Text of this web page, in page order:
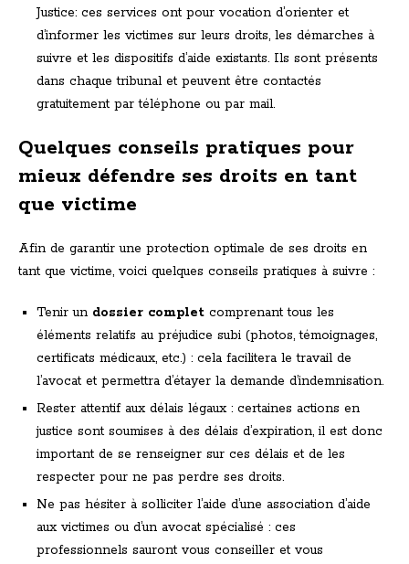
Justice: ces services ont pour vocation d’orienter et
d’informer les victimes sur leurs droits, les démarches à
suivre et les dispositifs d’aide existants. Ils sont présents
dans chaque tribunal et peuvent être contactés
gratuitement par téléphone ou par mail.
Quelques conseils pratiques pour
mieux défendre ses droits en tant
que victime
Afin de garantir une protection optimale de ses droits en
tant que victime, voici quelques conseils pratiques à suivre :
Tenir un dossier complet comprenant tous les
éléments relatifs au préjudice subi (photos, témoignages,
certificats médicaux, etc.) : cela facilitera le travail de
l’avocat et permettra d’étayer la demande d’indemnisation.
Rester attentif aux délais légaux : certaines actions en
justice sont soumises à des délais d’expiration, il est donc
important de se renseigner sur ces délais et de les
respecter pour ne pas perdre ses droits.
Ne pas hésiter à solliciter l’aide d’une association d’aide
aux victimes ou d’un avocat spécialisé : ces
professionnels sauront vous conseiller et vous